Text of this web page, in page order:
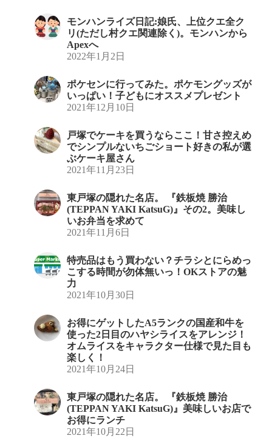
モンハンライズ日記:娘氏、上位クエ全ク
リ(ただし村クエ関連除く)。モンハンから
Apexへ
2022年1月2日
ポケセンに行ってみた。ポケモングッズが
いっぱい！子どもにオススメプレゼント
2021年12月10日
戸塚でケーキを買うならここ！甘さ控えめ
でシンプルないちごショート好きの私が選
ぶケーキ屋さん
2021年11月23日
東戸塚の隠れた名店。 『鉄板焼 勝治
(TEPPAN YAKI KatsuG)』その2。美味し
いお弁当を求めて
2021年11月6日
特売品はもう買わない？チラシとにらめっ
こする時間が勿体無いっ！OKストアの魅
力
2021年10月30日
お得にゲットしたA5ランクの国産和牛を
使った2日目のハヤシライスをアレンジ！
オムライスをキャラクター仕様で見た目も
楽しく！
2021年10月24日
東戸塚の隠れた名店。 『鉄板焼 勝治
(TEPPAN YAKI KatsuG)』美味しいお店で
お得にランチ
2021年10月22日